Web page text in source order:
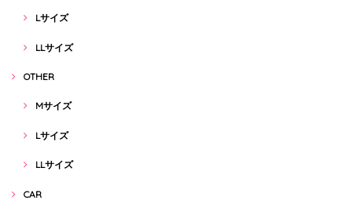
Lサイズ
LLサイズ
OTHER
Mサイズ
Lサイズ
LLサイズ
CAR